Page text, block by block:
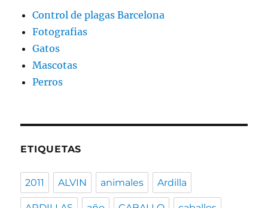
Control de plagas Barcelona
Fotografias
Gatos
Mascotas
Perros
ETIQUETAS
2011 ALVIN animales Ardilla